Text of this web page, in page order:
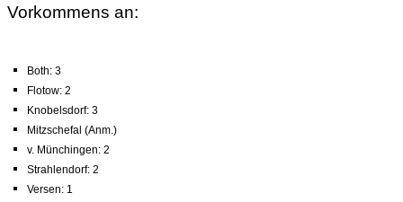
Vorkommens an:
Both: 3
Flotow: 2
Knobelsdorf: 3
Mitzschefal (Anm.)
v. Münchingen: 2
Strahlendorf: 2
Versen: 1